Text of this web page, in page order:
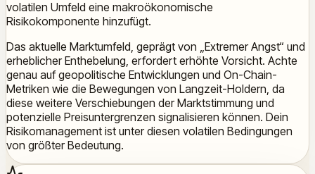
volatilen Umfeld eine makroökonomische
Risikokomponente hinzufügt.
Das aktuelle Marktumfeld, geprägt von „Extremer Angst“ und
erheblicher Enthebelung, erfordert erhöhte Vorsicht. Achte
genau auf geopolitische Entwicklungen und On-Chain-
Metriken wie die Bewegungen von Langzeit-Holdern, da
diese weitere Verschiebungen der Marktstimmung und
potenzielle Preisuntergrenzen signalisieren können. Dein
Risikomanagement ist unter diesen volatilen Bedingungen
von größter Bedeutung.